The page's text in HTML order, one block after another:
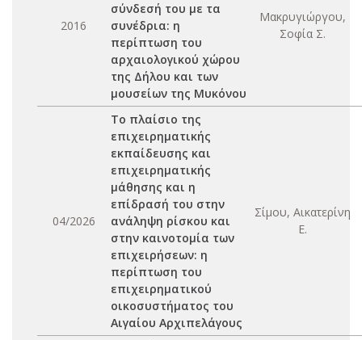
2016
σύνδεσή του με τα
συνέδρια: η
περίπτωση του
αρχαιολογικού χώρου
της Δήλου και των
μουσείων της Μυκόνου
Μακρυγιώργου,
Σοφία Σ.
04/2026
Το πλαίσιο της
επιχειρηματικής
εκπαίδευσης και
επιχειρηματικής
μάθησης και η
επίδρασή του στην
ανάληψη ρίσκου και
στην καινοτομία των
επιχειρήσεων: η
περίπτωση του
επιχειρηματικού
οικοσυστήματος του
Αιγαίου Αρχιπελάγους
Σίμου, Αικατερίνη
Ε.